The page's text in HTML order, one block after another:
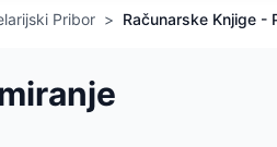
Pribor > Računarske Knjige -